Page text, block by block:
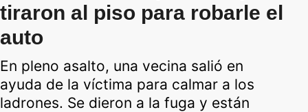
tiraron al piso para robarle el
auto
En pleno asalto, una vecina salió en
ayuda de la víctima para calmar a los
ladrones. Se dieron a la fuga y están